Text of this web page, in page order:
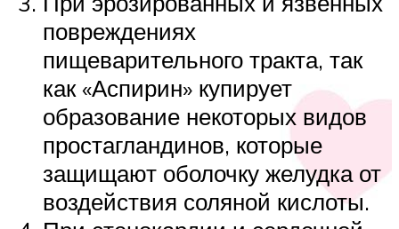
повреждениях
пищеварительного тракта, так
как «Аспирин» купирует
образование некоторых видов
простагландинов, которые
защищают оболочку желудка от
воздействия соляной кислоты.